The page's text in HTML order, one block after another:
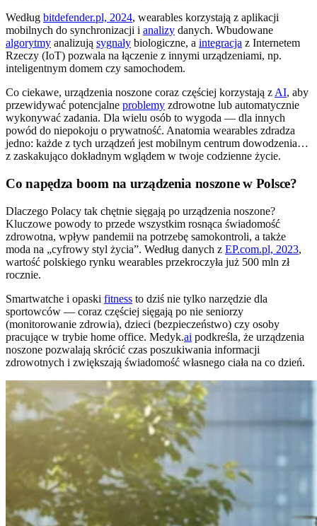
Według bitdefender.pl, 2024, wearables korzystają z aplikacji
mobilnych do synchronizacji i analizy danych. Wbudowane
algorytmy analizują sygnały biologiczne, a integracja z Internetem
Rzeczy (IoT) pozwala na łączenie z innymi urządzeniami, np.
inteligentnym domem czy samochodem.
Co ciekawe, urządzenia noszone coraz częściej korzystają z AI, aby
przewidywać potencjalne problemy zdrowotne lub automatycznie
wykonywać zadania. Dla wielu osób to wygoda — dla innych
powód do niepokoju o prywatność. Anatomia wearables zdradza
jedno: każde z tych urządzeń jest mobilnym centrum dowodzenia…
z zaskakująco dokładnym wglądem w twoje codzienne życie.
Co napędza boom na urządzenia noszone w Polsce?
Dlaczego Polacy tak chętnie sięgają po urządzenia noszone?
Kluczowe powody to przede wszystkim rosnąca świadomość
zdrowotna, wpływ pandemii na potrzebę samokontroli, a także
moda na „cyfrowy styl życia”. Według danych z EP.com.pl, 2023,
wartość polskiego rynku wearables przekroczyła już 500 mln zł
rocznie.
Smartwatche i opaski fitness to dziś nie tylko narzędzie dla
sportowców — coraz częściej sięgają po nie seniorzy
(monitorowanie zdrowia), dzieci (bezpieczeństwo) czy osoby
pracujące w trybie home office. Medyk.ai podkreśla, że urządzenia
noszone pozwalają skrócić czas poszukiwania informacji
zdrowotnych i zwiększają świadomość własnego ciała na co dzień.